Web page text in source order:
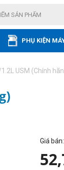
PHỤ KIỆN
USM (Chính
Giá bán: